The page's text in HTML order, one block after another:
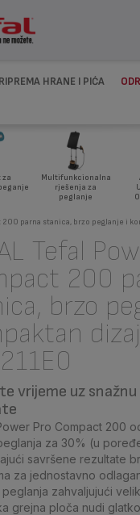
HRANE I PIĆA
za
Multifunkcionalna
rješenja za
peglanje
200 parna stanica, brzo peglanje i
Tefal
200
brzo
vrijeme uz snažnu
Pro Compact 200
za 30% (u
savršene rezultate
za jednostavno
peglanja zahvaljujući
grejna ploča nudi